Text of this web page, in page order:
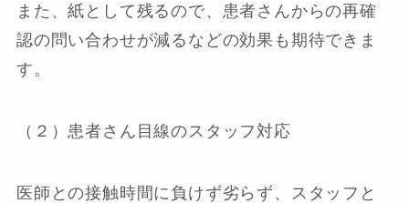
また、紙として残るので、患者さんからの再確
認の問い合わせが減るなどの効果も期待できま
す。
（２）患者さん目線のスタッフ対応
医師との接触時間に負けず劣らず、スタッフと